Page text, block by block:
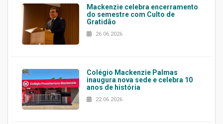
Mackenzie celebra encerramento
do semestre com Culto de
Gratidão
26.06.2026
Colégio Mackenzie Palmas
inaugura nova sede e celebra 10
anos de história
22.06.2026